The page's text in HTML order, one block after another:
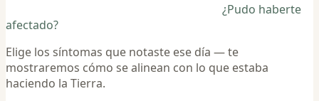
¿Pudo haberte
afectado?
Elige los síntomas que notaste ese día — te
mostraremos cómo se alinean con lo que estaba
haciendo la Tierra.